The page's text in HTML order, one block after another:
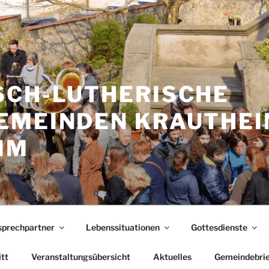
LUTHERISCHE
Lebenssituationen Gottesdienste
Veranstaltungsübersicht Aktuelles